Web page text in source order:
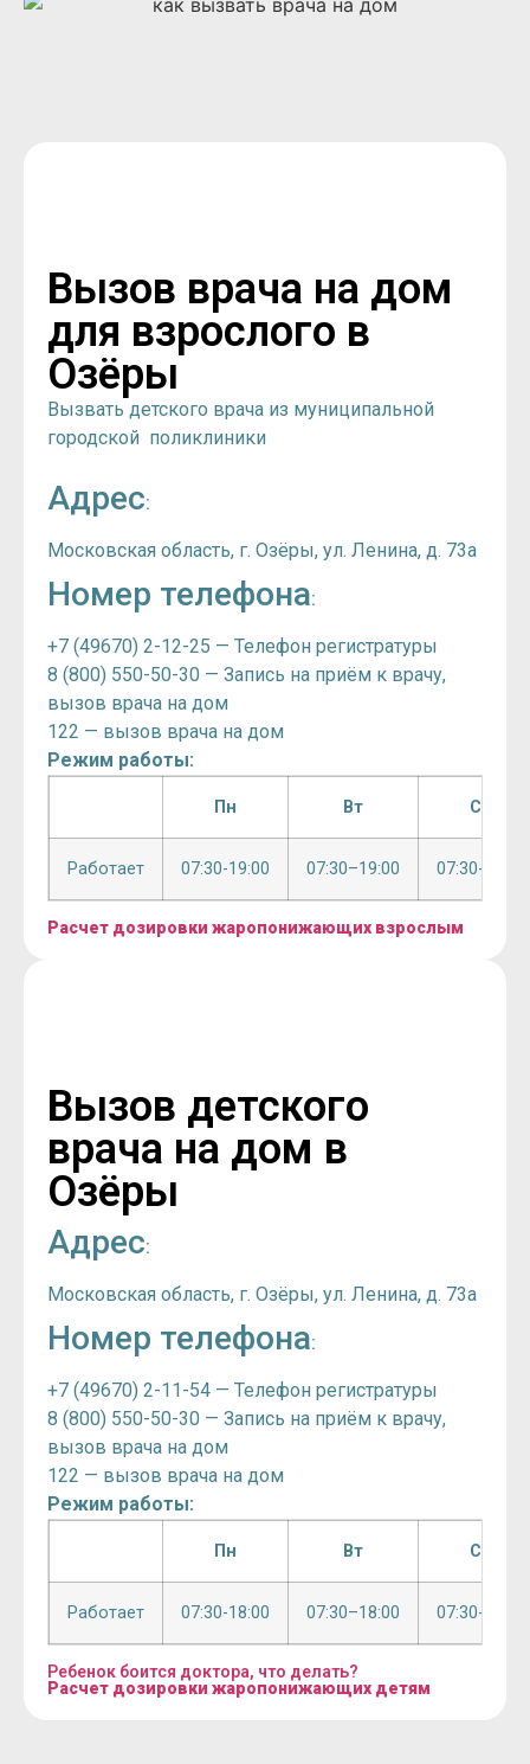
Вызов врача на дом
для взрослого в
Озёры
Вызвать детского врача из муниципальной
городской поликлиники
Адрес:
Московская область, г. Озёры, ул. Ленина, д. 73а
Номер телефона:
+7 (49670) 2-12-25 — Телефон регистратуры
8 (800) 550-50-30 — Запись на приём к врачу,
вызов врача на дом
122 — вызов врача на дом
Режим работы:
Пн Вт Ср
Работает 07:30-19:00 07:30–19:00 07:30-19:00
Расчет дозировки жаропонижающих взрослым
Вызов детского
врача на дом в
Озёры
Адрес:
Московская область, г. Озёры, ул. Ленина, д. 73а
Номер телефона:
+7 (49670) 2-11-54 — Телефон регистратуры
8 (800) 550-50-30 — Запись на приём к врачу,
вызов врача на дом
122 — вызов врача на дом
Режим работы:
Пн Вт Ср
Работает 07:30-18:00 07:30–18:00 07:30-18:00
Ребенок боится доктора, что делать?
Расчет дозировки жаропонижающих детям